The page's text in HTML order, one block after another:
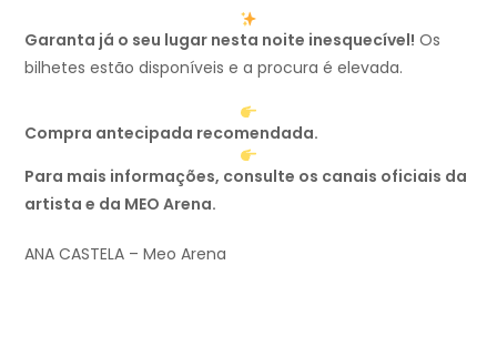
Garanta já o seu lugar nesta noite inesquecível! Os
bilhetes estão disponíveis e a procura é elevada.
Compra antecipada recomendada.
Para mais informações, consulte os canais oficiais da
artista e da MEO Arena.
ANA CASTELA – Meo Arena